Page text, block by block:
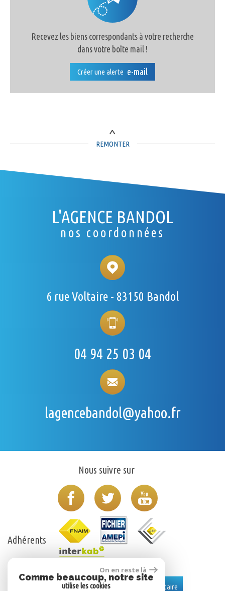
Recevez les biens correspondants à votre recherche
dans votre boîte mail !
Créer une alerte e-mail
REMONTER
L'AGENCE BANDOL
nos coordonnées
6 rue Voltaire - 83150 Bandol
04 94 25 03 04
lagencebandol@yahoo.fr
Nous suivre sur
Adhérents
Se connecter Espace propriétaire
On en reste là
Comme beaucoup, notre site
utilise les cookies